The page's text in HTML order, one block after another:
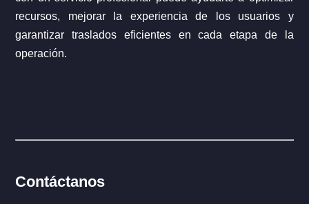
recursos, mejorar la experiencia de los usuarios y
garantizar traslados eficientes en cada etapa de la
operación.
Contáctanos